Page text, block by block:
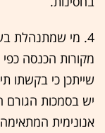
4. מי שמתנהלת
מקורות הכנסה
שייתכן כי בקשתו
יש בסמכות
אנונימית